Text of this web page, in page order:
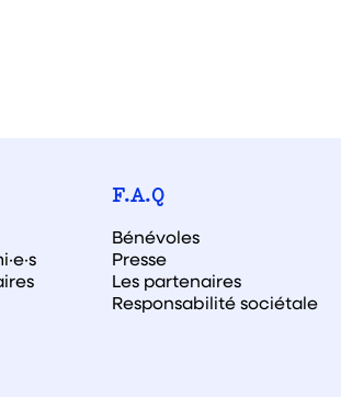
F.A.Q
Bénévoles
Presse
Les partenaires
Responsabilité sociétale